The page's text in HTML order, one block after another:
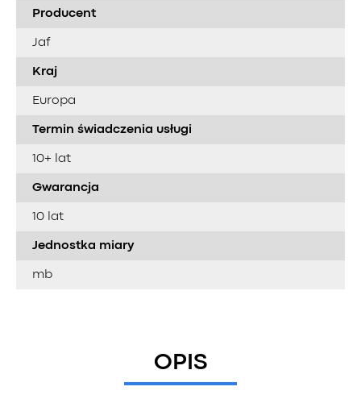
Producent
Jaf
Kraj
Europa
Termin świadczenia usługi
10+ lat
Gwarancja
10 lat
Jednostka miary
mb
OPIS